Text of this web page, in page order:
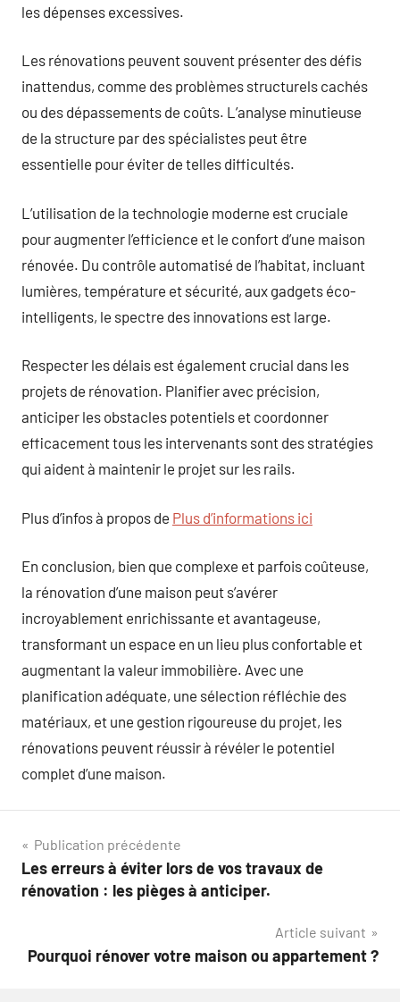
les dépenses excessives.
Les rénovations peuvent souvent présenter des défis
inattendus, comme des problèmes structurels cachés
ou des dépassements de coûts. L’analyse minutieuse
de la structure par des spécialistes peut être
essentielle pour éviter de telles difficultés.
L’utilisation de la technologie moderne est cruciale
pour augmenter l’efficience et le confort d’une maison
rénovée. Du contrôle automatisé de l’habitat, incluant
lumières, température et sécurité, aux gadgets éco-
intelligents, le spectre des innovations est large.
Respecter les délais est également crucial dans les
projets de rénovation. Planifier avec précision,
anticiper les obstacles potentiels et coordonner
efficacement tous les intervenants sont des stratégies
qui aident à maintenir le projet sur les rails.
Plus d’infos à propos de Plus d’informations ici
En conclusion, bien que complexe et parfois coûteuse,
la rénovation d’une maison peut s’avérer
incroyablement enrichissante et avantageuse,
transformant un espace en un lieu plus confortable et
augmentant la valeur immobilière. Avec une
planification adéquate, une sélection réfléchie des
matériaux, et une gestion rigoureuse du projet, les
rénovations peuvent réussir à révéler le potentiel
complet d’une maison.
Navigation
de
Publication précédente
Les erreurs à éviter lors de vos travaux de
rénovation : les pièges à anticiper.
Article suivant
Pourquoi rénover votre maison ou appartement ?